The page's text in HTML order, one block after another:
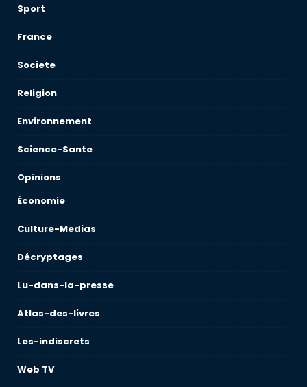
Sport
France
Societe
Religion
Environnement
Science-Sante
Opinions
Économie
Culture-Medias
Décryptages
Lu-dans-la-presse
Atlas-des-livres
Les-indiscrets
Web TV